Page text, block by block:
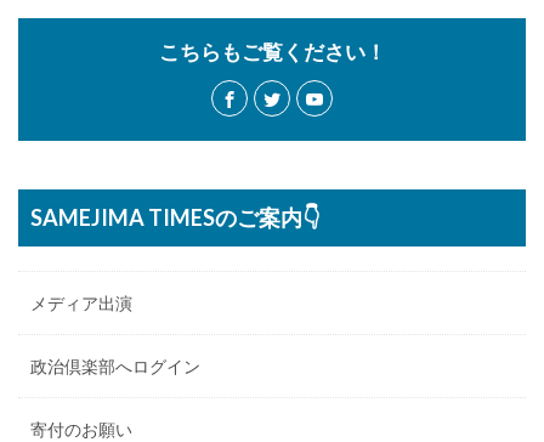
こちらもご覧ください！
SAMEJIMA TIMESのご案内👇
メディア出演
政治倶楽部へログイン
寄付のお願い